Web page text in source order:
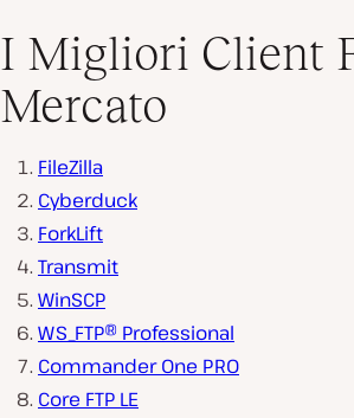
I Migliori Client
Mercato
FileZilla
Cyberduck
ForkLift
Transmit
WinSCP
WS_FTP® Professional
Commander One PRO
Core FTP LE